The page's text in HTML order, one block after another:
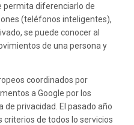
permita diferenciarlo de
(teléfonos inteligentes),
se puede conocer al
de una persona y
coordinados por
a Google por los
privacidad. El pasado año
de todos lo servicios